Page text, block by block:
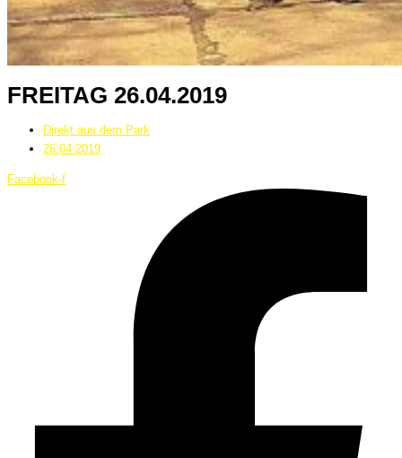
FREITAG 26.04.2019
Direkt aus dem Park
26.04.2019
Facebook-f